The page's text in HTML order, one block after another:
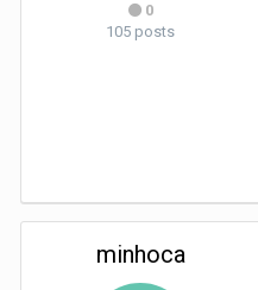
0
105 posts
minhoca